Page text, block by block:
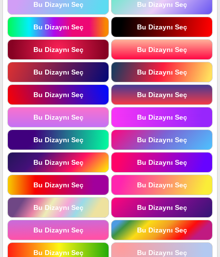
Bu Dizaynı Seç Bu Dizaynı Seç
Bu Dizaynı Seç Bu Dizaynı Seç
Bu Dizaynı Seç Bu Dizaynı Seç
Bu Dizaynı Seç Bu Dizaynı Seç
Bu Dizaynı Seç Bu Dizaynı Seç
Bu Dizaynı Seç Bu Dizaynı Seç
Bu Dizaynı Seç Bu Dizaynı Seç
Bu Dizaynı Seç Bu Dizaynı Seç
Bu Dizaynı Seç Bu Dizaynı Seç
Bu Dizaynı Seç Bu Dizaynı Seç
Bu Dizaynı Seç Bu Dizaynı Seç
Bu Dizaynı Seç Bu Dizaynı Seç